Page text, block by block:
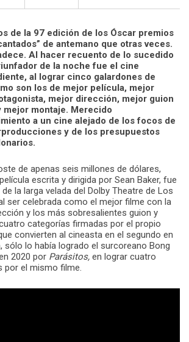
de la 97 edición de los Óscar premios
de antemano que otras veces.
Al hacer recuento de lo sucedido
de la noche fue el cine
al lograr cinco galardones de
son los de mejor película, mejor
mejor dirección, mejor guion
mejor montaje. Merecido
a un cine alejado de los focos de
y de los presupuestos
de apenas seis millones de dólares,
escrita y dirigida por Sean Baker, fue
la larga velada del Dolby Theatre de Los
ser celebrada como el mejor filme con la
y los más sobresalientes guion y
categorías firmadas por el propio
convierten al cineasta en el segundo en
sólo lo había logrado el surcoreano Bong
2020 por Parásitos, en lograr cuatro
por el mismo filme.